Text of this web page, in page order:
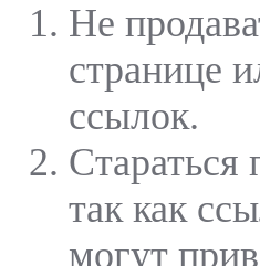
Не
странице
ссылок.
Стараться
так как
могут